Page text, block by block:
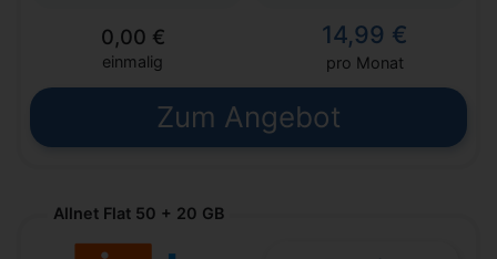
0,00 €
einmalig
14,99 €
pro Monat
Zum Angebot
Allnet Flat 50 + 20 GB